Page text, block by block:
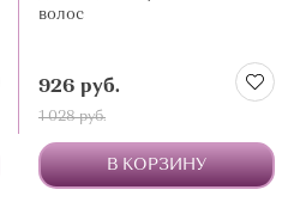
волос
926 руб.
1 028 руб.
В КОРЗИНУ